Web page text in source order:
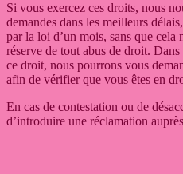
Si vous exercez ces droits, nous
demandes dans les meilleurs
par la loi d’un mois, sans que cela
réserve de tout abus de droit.
ce droit, nous pourrons vous
afin de vérifier que vous êtes en
En cas de contestation ou de
d’introduire une réclamation